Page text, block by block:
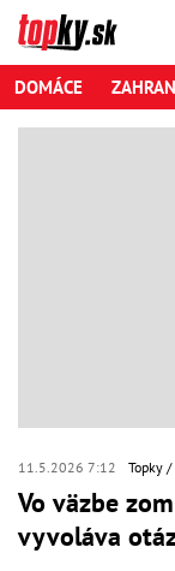
DOMÁCE
11.5.2026 7:12 Topky
Vo väzbe
vyvoláva